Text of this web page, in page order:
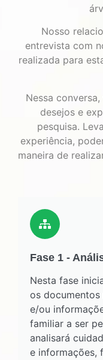
Nosso
entrevista com
realizada para
Nessa
desejos e
pesquisa.
experiência,
maneira de
Fase 1 -
Nesta fase
os
e/ou
familiar a ser
analisará
e informações,